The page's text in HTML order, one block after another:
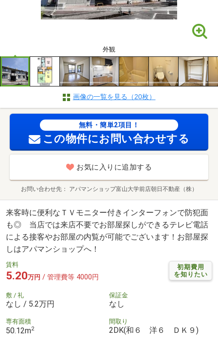
外観
画像の一覧を見る（20枚）
無料・簡単2項目！
この物件にお問い合わせする
お気に入りに追加する
お問い合わせ先 アパマンショップ富山大学前店朝日不動産（株）
来客時に便利なＴＶモニター付きインターフォンで防犯面
も◎ 当店では来店不要でお部屋探しができるテレビ電話
による接客やお部屋の内覧が可能でございます！お部屋探
しはアパマンショップへ！
初期費用
を知りたい
賃料
5.20万円 / 管理費等 4000円
敷 / 礼
なし / 5.2万円
保証金
なし
専有面積
50.12m2
間取り
2DK(和６ 洋６ ＤＫ９)